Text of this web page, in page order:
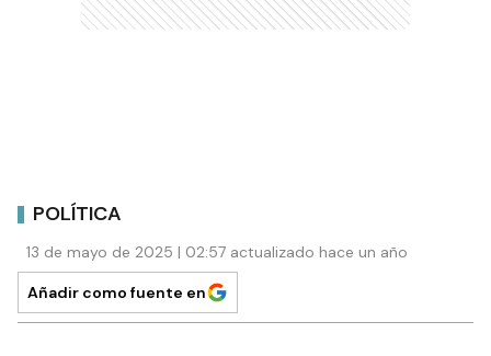
POLÍTICA
13 de mayo de 2025 | 02:57 actualizado hace un año
Añadir como fuente en